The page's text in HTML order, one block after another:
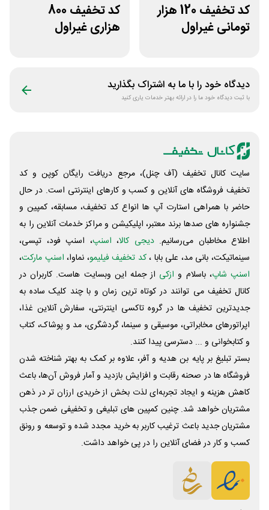
کد تخفیف 120 هزار
تومانی غیراول
کد تخفیف 800
هزاری غیراول
دیدگاه خود را با ما به اشتراک بگذارید
با ثبت دیدگاه خود ما را در ارائه بهتر خدمات یاری کنید
سایت کانال تخفیف (آف چنل)، مرجع دریافت رایگان کوپن و کد
تخفیف فروشگاه های آنلاین و کسب و‌ کارهای اینترنتی است. در حال
حاضر با همراهی استارت آپ ها انواع کد تخفیف، مسابقه، کمپین و
جشنواره های صدها برند معتبر، اپلیکیشن و مراکز خدمات آنلاین را به
اطلاع مخاطبان می‌رسانیم. دیجی کالا، اسنپ، اسنپ فود، تپسی،
سینماتیکت، بانی مد، علی‌ بابا ،کد تخفیف فیلیمو، نماوا، اسنپ مارکت،
اسنپ شاپ، باسلام و ازکی از جمله این وبسایت ‌هاست. کاربران در
کانال تخفیف می توانند در کوتاه ترین زمان و با چند کلیک ساده به
جدیدترین تخفیف ها در گروه تاکسی اینترنتی، سفارش آنلاین غذا،
اپراتورهای مخابراتی، موسیقی و سینما، گردشگری، مد و پوشاک، کتاب
و کتابخوانی و ... دسترسی پیدا کنند.
بستر تبلیغ بر پایه بن هدیه و آفر، علاوه بر کمک به بهتر شناخته شدن
فروشگاه ها در صحنه رقابت و افزایش بازدید و آمار فروش آن‌ها، باعث
کاهش هزینه و ایجاد تجربه‌ای لذت بخش از خریدی ارزان تر در ذهن
مشتریان خواهد شد. چنین کمپین های تبلیغی و تخفیفی ضمن جذب
مشتریان جدید باعث ترغیب کاربر به خرید مجدد شده و توسعه و رونق
کسب و کار در فضای آنلاین را در پی خواهد داشت.